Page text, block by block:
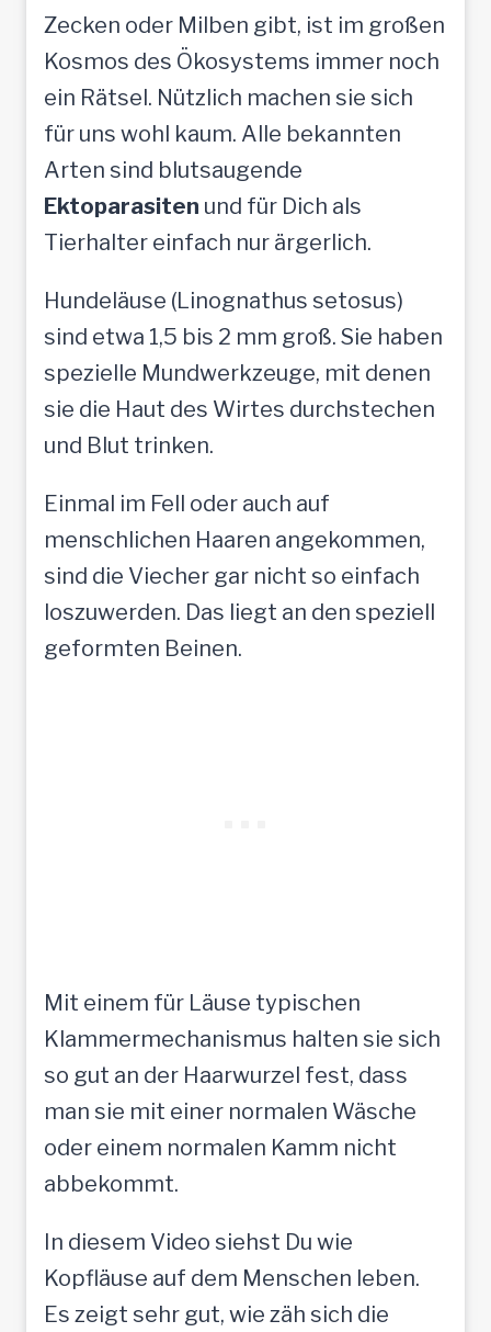
Zecken oder Milben gibt, ist im großen
Kosmos des Ökosystems immer noch
ein Rätsel. Nützlich machen sie sich
für uns wohl kaum. Alle bekannten
Arten sind blutsaugende
Ektoparasiten und für Dich als
Tierhalter einfach nur ärgerlich.
Hundeläuse (Linognathus setosus)
sind etwa 1,5 bis 2 mm groß. Sie haben
spezielle Mundwerkzeuge, mit denen
sie die Haut des Wirtes durchstechen
und Blut trinken.
Einmal im Fell oder auch auf
menschlichen Haaren angekommen,
sind die Viecher gar nicht so einfach
loszuwerden. Das liegt an den speziell
geformten Beinen.
Mit einem für Läuse typischen
Klammermechanismus halten sie sich
so gut an der Haarwurzel fest, dass
man sie mit einer normalen Wäsche
oder einem normalen Kamm nicht
abbekommt.
In diesem Video siehst Du wie
Kopfläuse auf dem Menschen leben.
Es zeigt sehr gut, wie zäh sich die